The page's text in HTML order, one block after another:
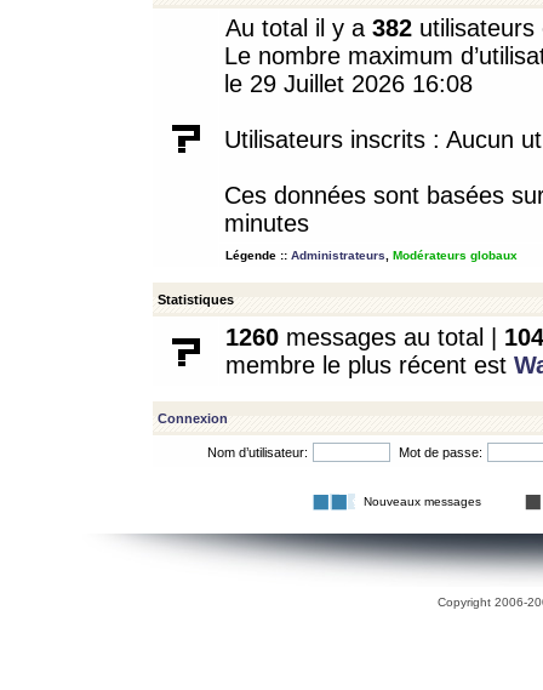
Au total il y a 382
Le nombre maximum
le 29 Juillet 2026 16:08
Utilisateurs inscrits : Aucun
Ces données sont basées
minutes
Légende :: Administrateurs Modérateurs globaux
Statistiques
1260 messages au total | 104
membre le plus récent est
Connexion
Nom d’utilisateur: Mot de passe:
Nouveaux messages
Copyright 2006-